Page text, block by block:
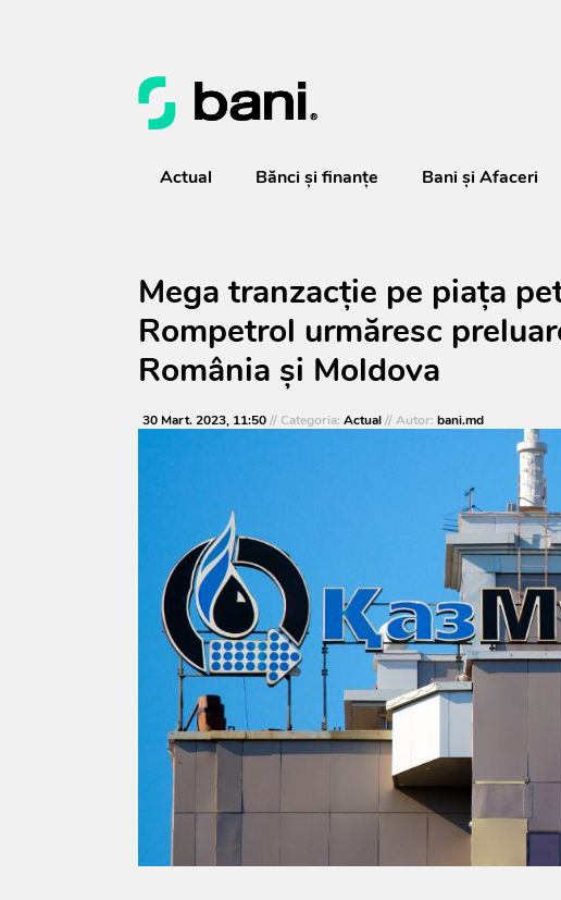
Actual Bănci şi finanţe Bani și Afaceri
Mega tranzacție pe piața
Rompetrol urmăresc
România și Moldova
30 Mart. 2023, 11:50// Categoria: Actual// Autor: bani.md